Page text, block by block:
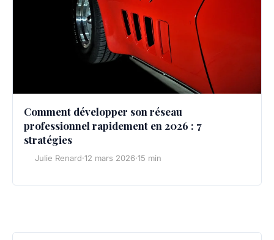
Comment développer son réseau
professionnel rapidement en 2026 : 7
stratégies
Julie Renard·12 mars 2026·15 min